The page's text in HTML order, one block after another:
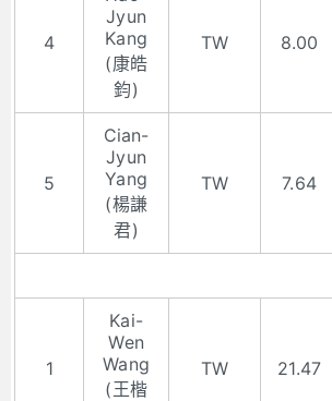
4
Jyun
Kang
(康皓
鈞)
TW 8.00
5
Cian-
Jyun
Yang
(楊謙
君)
TW 7.64
1
Kai-
Wen
Wang
(王楷
TW 21.47